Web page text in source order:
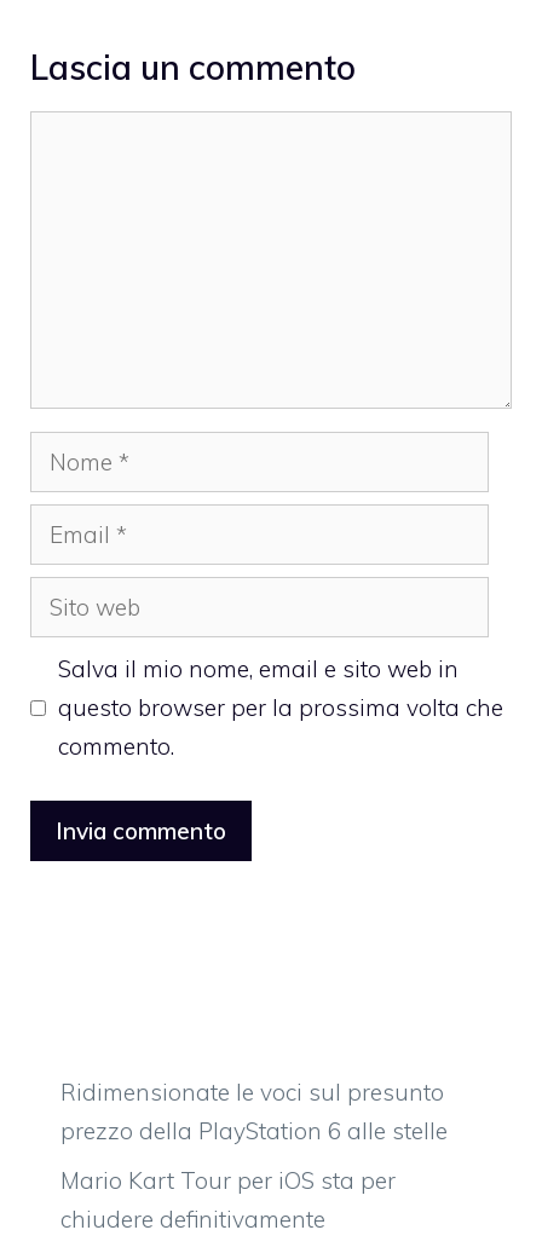
Lascia un commento
Nome
Email
Sito
web
Salva il mio nome, email e sito web in
questo browser per la prossima volta che
commento.
Ridimensionate le voci sul presunto
prezzo della PlayStation 6 alle stelle
Mario Kart Tour per iOS sta per
chiudere definitivamente